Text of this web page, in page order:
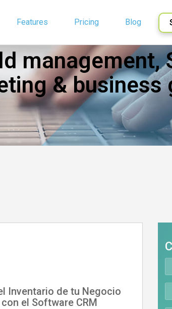
Features Pricing Blog
English
Spanish
management,
& business
Inventario de tu Negocio
el Software CRM